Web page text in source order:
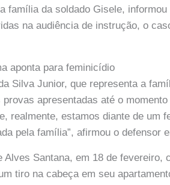
família da soldado Gisele,
na audiência de instrução, o
aponta para feminicídio
Silva Junior, que representa a
apresentadas até o
realmente, estamos diante de um
pela família”, afirmou o defensor
Alves Santana, em 18 de fevereiro,
tiro na cabeça em seu